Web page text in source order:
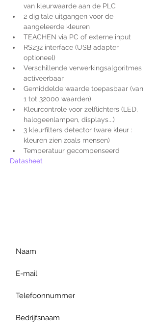
van kleurwaarde aan de PLC
2 digitale uitgangen voor de
aangeleerde kleuren
TEACHEN via PC of externe input
RS232 interface (USB adapter
optioneel)
Verschillende verwerkingsalgoritmes
activeerbaar
Gemiddelde waarde toepasbaar (van
1 tot 32000 waarden)
Kleurcontrole voor zelflichters (LED,
halogeenlampen, displays...)
3 kleurfilters detector (ware kleur :
kleuren zien zoals mensen)
Temperatuur gecompenseerd
Datasheet